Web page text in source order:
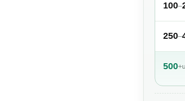
100–
250–
500+